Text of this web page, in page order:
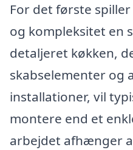
For det første
og kompleksitet en
detaljeret køkken,
skabselementer og
installationer, vil
montere end et
arbejdet afhænger